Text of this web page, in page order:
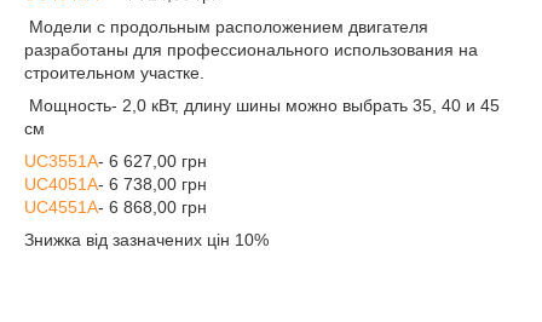
Модели с продольным расположением двигателя
разработаны для профессионального использования на
строительном участке.
Мощность- 2,0 кВт, длину шины можно выбрать 35, 40 и 45
см
UC3551A- 6 627,00 грн
UC4051A- 6 738,00 грн
UC4551A- 6 868,00 грн
Знижка від зазначених цін 10%